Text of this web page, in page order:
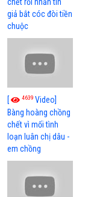
giả bắt cóc đòi tiền
chuộc
[ 4639 Video]
Bàng hoàng chồng
chết vì mối tình
loạn luân chị dâu -
em chồng